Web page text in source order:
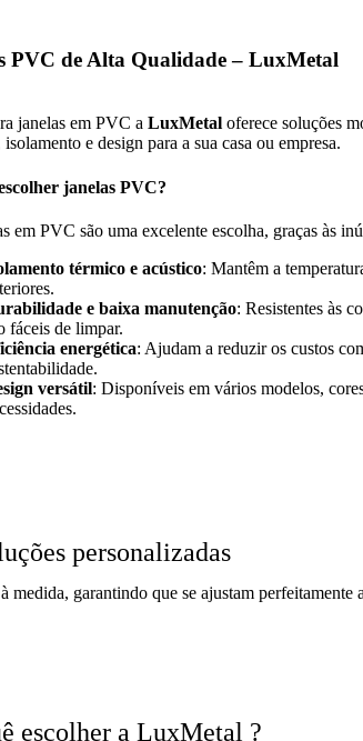
PVC de Alta Qualidade – LuxMetal
janelas em PVC a LuxMetaloferece soluções
e design para a sua casa ou empresa.
janelas PVC?
em PVC são uma excelente escolha, graças às
térmico e acústico: Mantêm a
e baixa manutenção: Resistentes às
fáceis de limpar.
energética: Ajudam a reduzir os custos
versátil: Disponíveis em vários modelos,
personalizadas
garantindo que se ajustam
escolher a LuxMetal ?